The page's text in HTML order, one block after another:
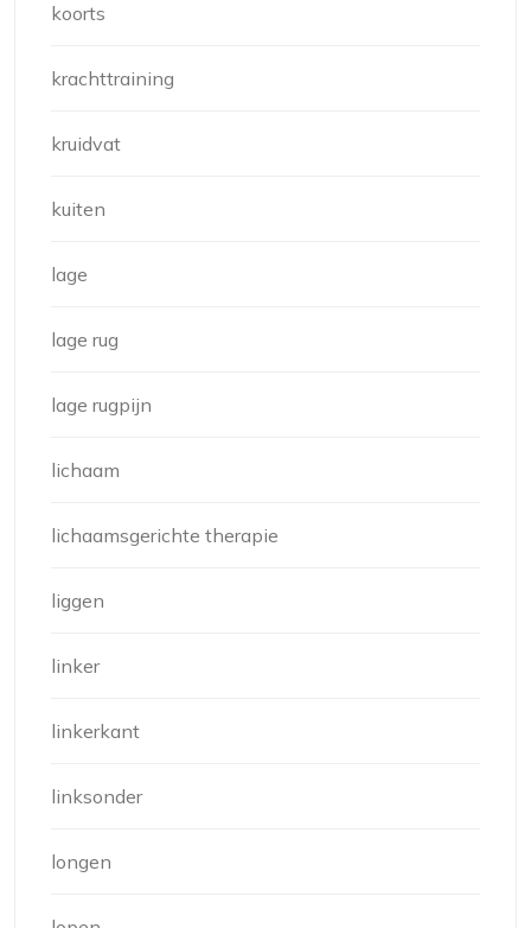
koorts
krachttraining
kruidvat
kuiten
lage
lage rug
lage rugpijn
lichaam
lichaamsgerichte therapie
liggen
linker
linkerkant
linksonder
longen